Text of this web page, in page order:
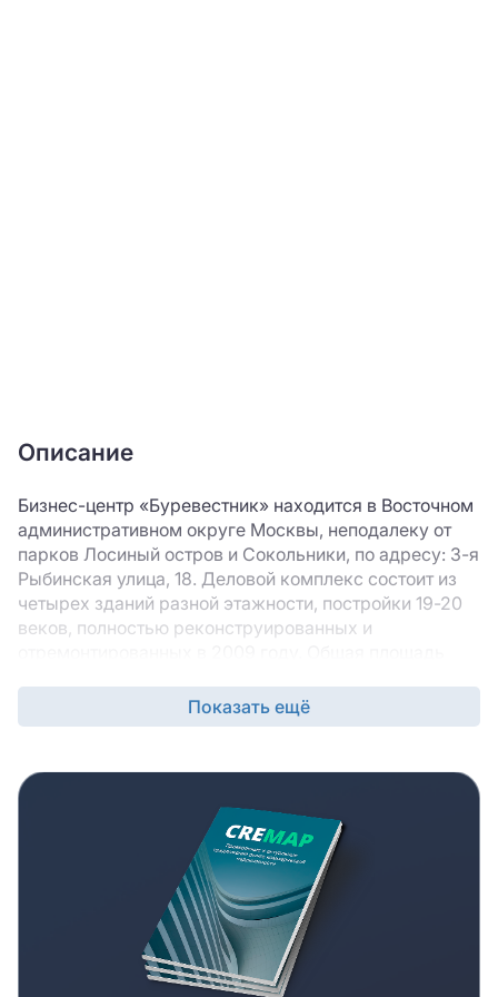
Описание
Бизнес-центр «Буревестник» находится в Восточном
административном округе Москвы, неподалеку от
парков Лосиный остров и Сокольники, по адресу: 3-я
Рыбинская улица, 18. Деловой комплекс состоит из
четырех зданий разной этажности, постройки 19-20
веков, полностью реконструированных и
000 кв. м. В БЦ «Буревестник» для аренды доступны
офисы разнообразного метража смешанной и
Некоторые помещения имеют панорамные окна,
высота потолков составляет 3,5 м. В здании
действует несколько провайдеров, поставляющих
телекоммуникационные услуги, проведены
современные системы жизнеобеспечения и
противопожарной безопасности. На всей территории
комплекса ведется видеонаблюдение, установлены
системы сигнализации и электронного контроля
доступа, работает служба рецепции и охраны.
Показать ещё